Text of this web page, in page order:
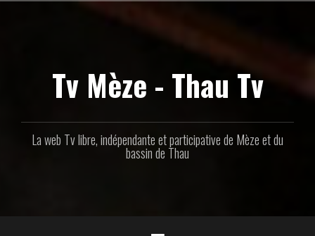
Tv Mèze - Thau Tv
La web Tv libre, indépendante et participative de Mèze et du
bassin de Thau